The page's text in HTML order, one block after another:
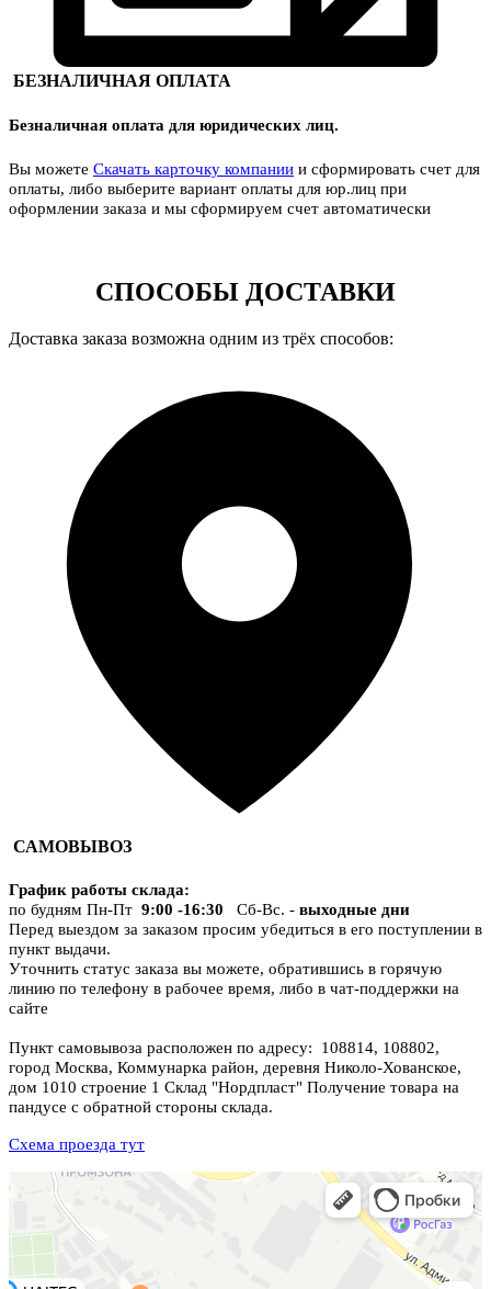
БЕЗНАЛИЧНАЯ ОПЛАТА
Безналичная оплата для юридических лиц.
Вы можете Скачать карточку компании и сформировать счет для
оплаты, либо выберите вариант оплаты для юр.лиц при
оформлении заказа и мы сформируем счет автоматически
СПОСОБЫ ДОСТАВКИ
Доставка заказа возможна одним из трёх способов:
САМОВЫВОЗ
График работы склада:
по будням Пн-Пт 9:00 -16:30 Сб-Вс. - выходные дни
Перед выездом за заказом просим убедиться в его поступлении в
пункт выдачи.
Уточнить статус заказа вы можете, обратившись в горячую
линию по телефону в рабочее время, либо в чат-поддержки на
сайте
Пункт самовывоза расположен по адресу: 108814, 108802,
город Москва, Коммунарка район, деревня Николо-Хованское,
дом 1010 строение 1 Склад "Нордпласт" Получение товара на
пандусе с обратной стороны склада.
Схема проезда тут